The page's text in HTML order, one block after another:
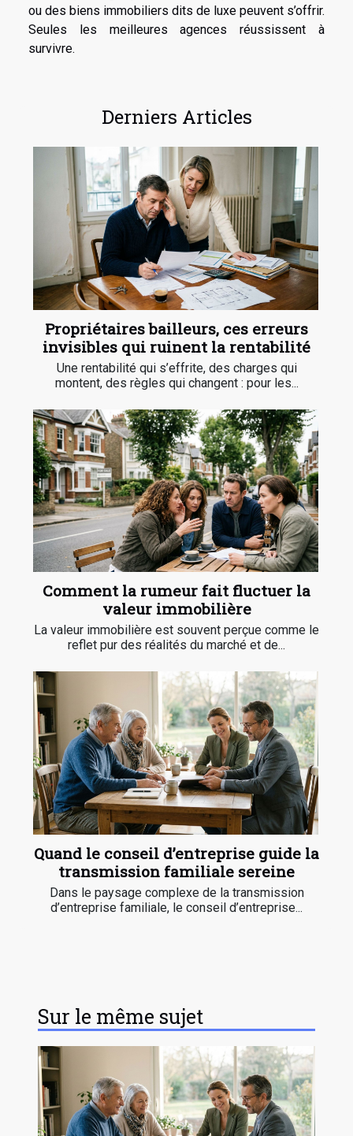
ou des biens immobiliers dits de luxe peuvent s’offrir.
Seules les meilleures agences réussissent à
survivre.
Derniers Articles
Propriétaires bailleurs, ces erreurs
invisibles qui ruinent la rentabilité
Une rentabilité qui s’effrite, des charges qui
montent, des règles qui changent : pour les...
Comment la rumeur fait fluctuer la
valeur immobilière
La valeur immobilière est souvent perçue comme le
reflet pur des réalités du marché et de...
Quand le conseil d’entreprise guide la
transmission familiale sereine
Dans le paysage complexe de la transmission
d’entreprise familiale, le conseil d’entreprise...
Sur le même sujet